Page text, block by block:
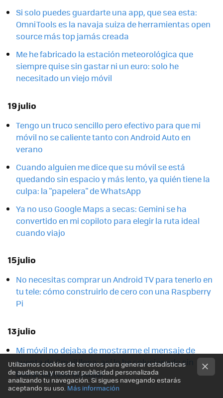
Si solo puedes guardarte una app, que sea esta:
OmniTools es la navaja suiza de herramientas open
source más top jamás creada
Me he fabricado la estación meteorológica que
siempre quise sin gastar ni un euro: solo he
necesitado un viejo móvil
19 julio
Tengo un truco sencillo pero efectivo para que mi
móvil no se caliente tanto con Android Auto en
verano
Cuando alguien me dice que su móvil se está
quedando sin espacio y más lento, ya quién tiene la
culpa: la "papelera" de WhatsApp
Ya no uso Google Maps a secas: Gemini se ha
convertido en mi copiloto para elegir la ruta ideal
cuando viajo
15 julio
No necesitas comprar un Android TV para tenerlo en
tu tele: cómo construirlo de cero con una Raspberry
Pi
13 julio
Mi móvil no dejaba de mostrarme el mensaje de
cuenta de Gmail llena: así lo he solucionado sin
borrar correos ni pagar
Utilizamos cookies de terceros para generar estadísticas
de audiencia y mostrar publicidad personalizada
analizando tu navegación. Si sigues navegando estarás
aceptando su uso. Más información